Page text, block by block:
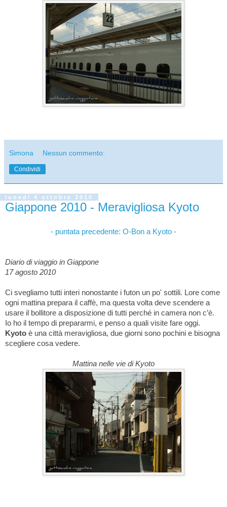
Simona Nessun commento:
Condividi
lunedì 4 ottobre 2010
Giappone 2010 - Meravigliosa Kyoto
- puntata precedente: O-Bon a Kyoto -
Diario di viaggio in Giappone
17 agosto 2010
Ci svegliamo tutti interi nonostante i futon un po' sottili. Lore come
ogni mattina prepara il caffè, ma questa volta deve scendere a
usare il bollitore a disposizione di tutti perché in camera non c’è.
Io ho il tempo di prepararmi, e penso a quali visite fare oggi.
Kyoto è una città meravigliosa, due giorni sono pochini e bisogna
scegliere cosa vedere.
Mattina nelle vie di Kyoto